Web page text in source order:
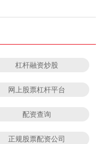
杠杆融资炒股
网上股票杠杆平台
配资查询
正规股票配资公司